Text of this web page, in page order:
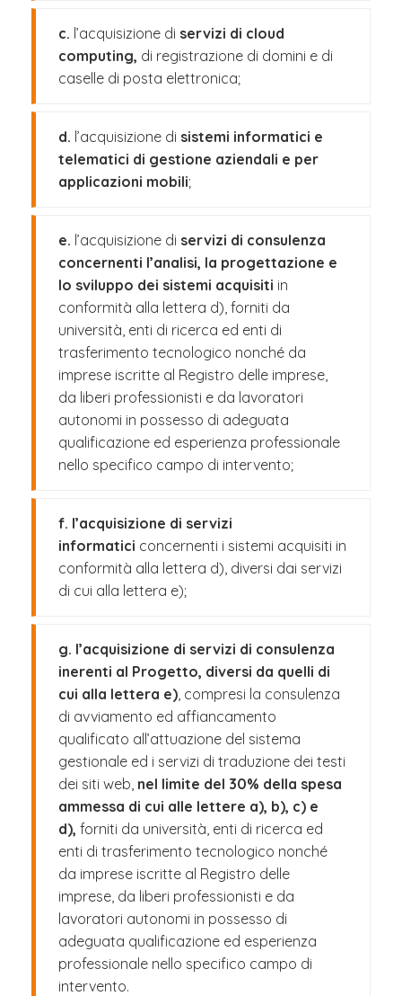
c. l’acquisizione di servizi di cloud
computing, di registrazione di domini e di
caselle di posta elettronica;
d. l’acquisizione di sistemi informatici e
telematici di gestione aziendali e per
applicazioni mobili;
e. l’acquisizione di servizi di consulenza
concernenti l’analisi, la progettazione e
lo sviluppo dei sistemi acquisiti in
conformità alla lettera d), forniti da
università, enti di ricerca ed enti di
trasferimento tecnologico nonché da
imprese iscritte al Registro delle imprese,
da liberi professionisti e da lavoratori
autonomi in possesso di adeguata
qualificazione ed esperienza professionale
nello specifico campo di intervento;
f. l’acquisizione di servizi
informatici concernenti i sistemi acquisiti in
conformità alla lettera d), diversi dai servizi
di cui alla lettera e);
g. l’acquisizione di servizi di consulenza
inerenti al Progetto, diversi da quelli di
cui alla lettera e), compresi la consulenza
di avviamento ed affiancamento
qualificato all’attuazione del sistema
gestionale ed i servizi di traduzione dei testi
dei siti web, nel limite del 30% della spesa
ammessa di cui alle lettere a), b), c) e
d), forniti da università, enti di ricerca ed
enti di trasferimento tecnologico nonché
da imprese iscritte al Registro delle
imprese, da liberi professionisti e da
lavoratori autonomi in possesso di
adeguata qualificazione ed esperienza
professionale nello specifico campo di
intervento.